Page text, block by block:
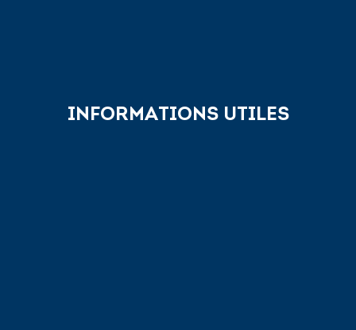
INFORMATIONS UTILES